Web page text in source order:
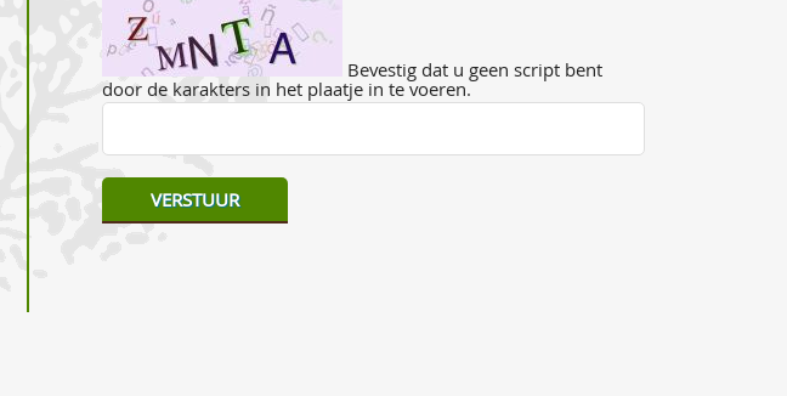
Bevestig dat u geen script bent
door de karakters in het plaatje in te voeren.